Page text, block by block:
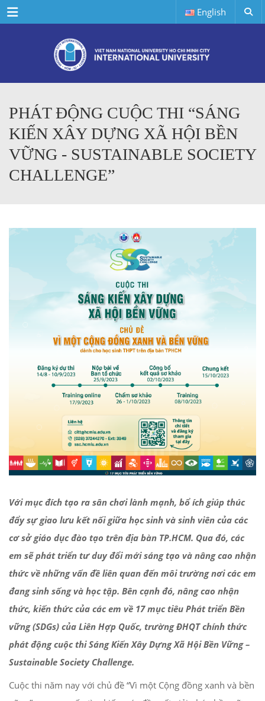
Menu English
PHÁT ĐỘNG CUỘC THI “SÁNG
KIẾN XÂY DỰNG XÃ HỘI BỀN
VỮNG - SUSTAINABLE SOCIETY
CHALLENGE”
Với mục đích tạo ra sân chơi lành mạnh, bổ ích giúp thúc
đẩy sự giao lưu kết nối giữa học sinh và sinh viên của các
cơ sở giáo dục đào tạo trên địa bàn TP.HCM. Qua đó, các
em sẽ phát triển tư duy đổi mới sáng tạo và nâng cao nhận
thức về những vấn đề liên quan đến môi trường nơi các em
đang sinh sống và học tập. Bên cạnh đó, nâng cao nhận
thức, kiến thức của các em về 17 mục tiêu Phát triển Bền
vững (SDGs) của Liên Hợp Quốc, trường ĐHQT chính thức
phát động cuộc thi Sáng Kiến Xây Dựng Xã Hội Bền Vững –
Sustainable Society Challenge.
Cuộc thi năm nay với chủ đề “Vì một Cộng đồng xanh và bền